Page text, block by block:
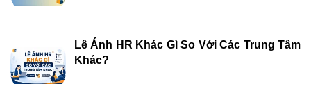
Lê Ánh HR Khác Gì So Với Các Trung Tâm
Khác?